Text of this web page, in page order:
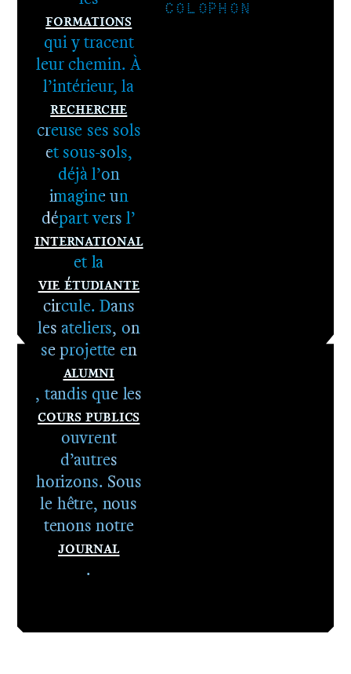
Formations
1er cycle -
Le DNA
2e cycle -
Le DNSEP
qui y tracent
leur chemin. À
l’intérieur, la
Recherche
creuse ses sols
et sous-sols,
déjà l’on
imagine un
départ vers l’
International
et la
Vie étudiante
circule. Dans
les ateliers, on
se projette en
Alumni
, tandis que les
Cours publics
ouvrent
d’autres
horizons. Sous
le hêtre, nous
tenons notre
Journal
.
COLOPHON